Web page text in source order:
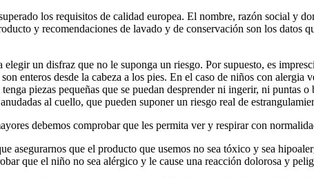
los requisitos de calidad europea. El nombre, razón social y
y recomendaciones de lavado y de conservación son los datos
un disfraz que no le suponga un riesgo. Por supuesto, es
enteros desde la cabeza a los pies. En el caso de niños con alergia
piezas pequeñas que se puedan desprender ni ingerir, ni puntas o
al cuello, que pueden suponer un riesgo real de
debemos comprobar que les permita ver y respirar con
asegurarnos que el producto que usemos no sea tóxico y sea
que el niño no sea alérgico y le cause una reacción dolorosa y